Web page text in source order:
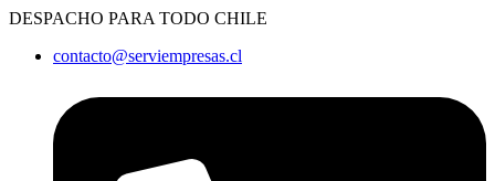
Ir
contenido
DESPACHO PARA TODO CHILE
contacto@serviempresas.cl